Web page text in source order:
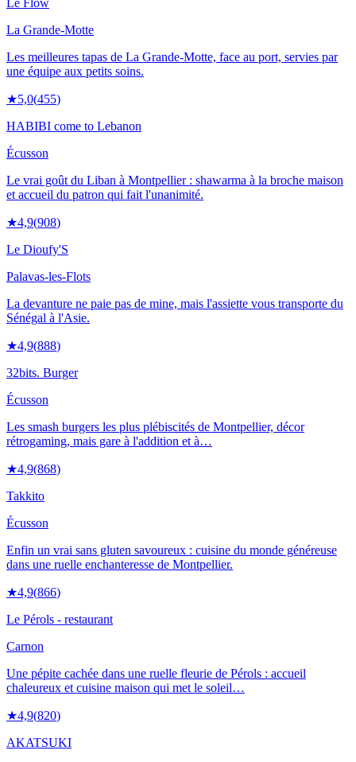
La Grande-Motte
Les meilleures tapas de La Grande-Motte, face au port, servies par
une équipe aux petits soins.
★5,0(455)
HABIBI come to Lebanon
Écusson
Le vrai goût du Liban à Montpellier : shawarma à la broche maison
et accueil du patron qui fait l'unanimité.
★4,9(908)
Le Dioufy'S
Palavas-les-Flots
La devanture ne paie pas de mine, mais l'assiette vous transporte du
Sénégal à l'Asie.
★4,9(888)
32bits. Burger
Écusson
Les smash burgers les plus plébiscités de Montpellier, décor
rétrogaming, mais gare à l'addition et à…
★4,9(868)
Takkito
Écusson
Enfin un vrai sans gluten savoureux : cuisine du monde généreuse
dans une ruelle enchanteresse de Montpellier.
★4,9(866)
Le Pérols - restaurant
Carnon
Une pépite cachée dans une ruelle fleurie de Pérols : accueil
chaleureux et cuisine maison qui met le soleil…
★4,9(820)
AKATSUKI